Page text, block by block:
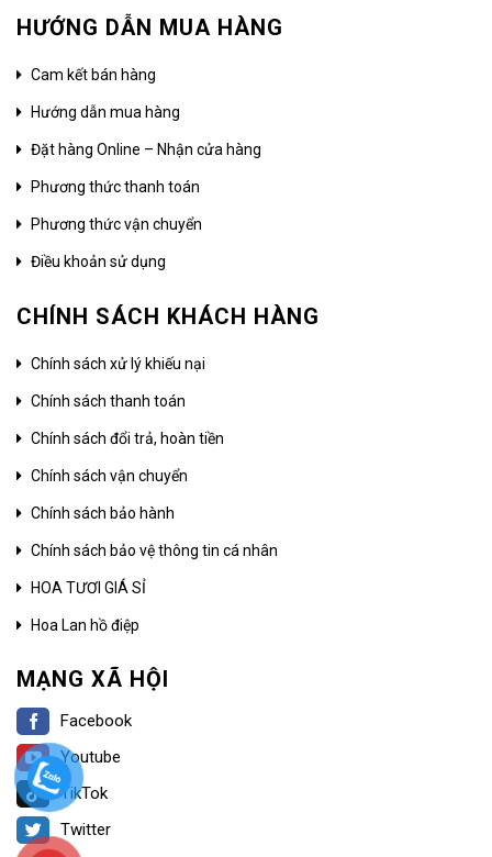
HƯỚNG DẪN MUA HÀNG
Cam kết bán hàng
Hướng dẫn mua hàng
Đặt hàng Online – Nhận cửa hàng
Phương thức thanh toán
Phương thức vận chuyển
Điều khoản sử dụng
CHÍNH SÁCH KHÁCH HÀNG
Chính sách xử lý khiếu nại
Chính sách thanh toán
Chính sách đổi trả, hoàn tiền
Chính sách vận chuyển
Chính sách bảo hành
Chính sách bảo vệ thông tin cá nhân
HOA TƯƠI GIÁ SỈ
Hoa Lan hồ điệp
MẠNG XÃ HỘI
Facebook
Youtube
TikTok
Twitter